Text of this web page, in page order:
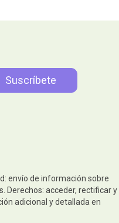
envío de información sobre
Derechos: acceder, rectificar y
adicional y detallada en